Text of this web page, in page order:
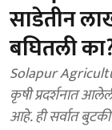
साडेतीन
बघितली
Solapur
कृषी प्रदर्शनात
आहे. ही सर्वात